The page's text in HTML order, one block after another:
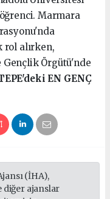
Marmara
rol alırken,
Örgütü'nde
EN GENÇ
(İHA),
diğer ajanslar